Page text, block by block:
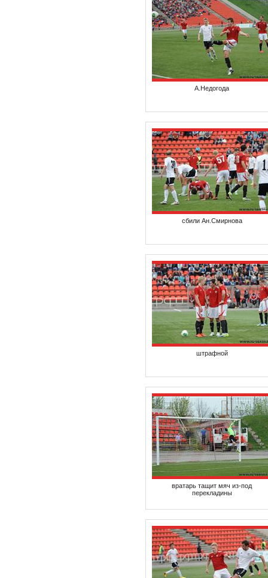
А.Недогода
сбили Ан.Смирнова
штрафной
вратарь тащит мяч из-под
перекладины